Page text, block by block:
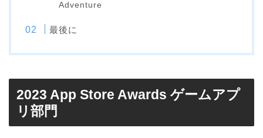
Adventure
最後に
2023 App Store Awards ゲームアプ
リ部門